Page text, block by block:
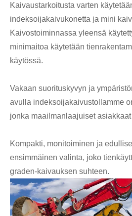
Kaivaustarkoitusta varten
indeksoijakaivukonetta ja mini
Kaivostoiminnassa yleensä
minimaitoa käytetään
käytössä.
Vakaan suorituskyvyn ja
avulla indeksoijakaivustollamme
jonka maailmanlaajuiset
Kompakti, monitoiminen ja
ensimmäinen valinta, joko
graden-kaivauksen suhteen.